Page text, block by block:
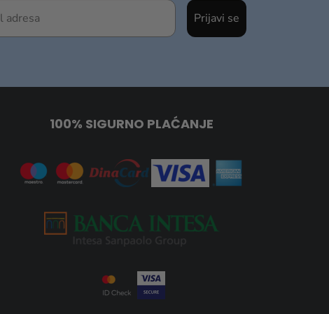
Prijavi se
100% SIGURNO PLAĆANJE